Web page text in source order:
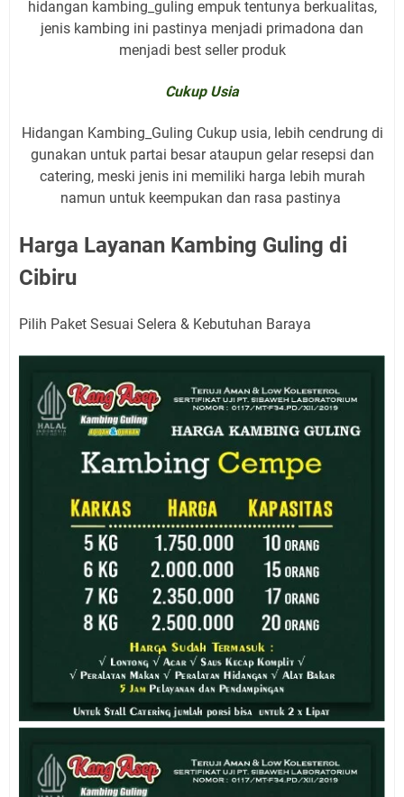
hidangan kambing_guling empuk tentunya berkualitas,
jenis kambing ini pastinya menjadi primadona dan
menjadi best seller produk
Cukup Usia
Hidangan Kambing_Guling Cukup usia, lebih cendrung di
gunakan untuk partai besar ataupun gelar resepsi dan
catering, meski jenis ini memiliki harga lebih murah
namun untuk keempukan dan rasa pastinya
Harga Layanan Kambing Guling di
Cibiru
Pilih Paket Sesuai Selera & Kebutuhan Baraya